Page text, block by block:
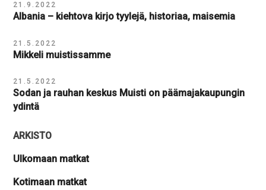
21.9.2022
Albania – kiehtova kirjo tyylejä, historiaa, maisemia
21.5.2022
Mikkeli muistissamme
21.5.2022
Sodan ja rauhan keskus Muisti on päämajakaupungin
ydintä
ARKISTO
Ulkomaan matkat
Kotimaan matkat